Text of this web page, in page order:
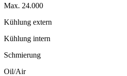
Max. 24.000
Kühlung extern
Kühlung intern
Schmierung
Oil/Air